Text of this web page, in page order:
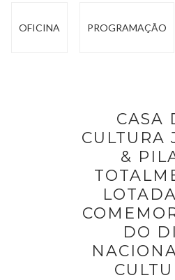
OFICINA PROGRAMAÇÃO
CASA
CULTURA
&
DO